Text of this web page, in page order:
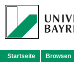
Startseite Browsen